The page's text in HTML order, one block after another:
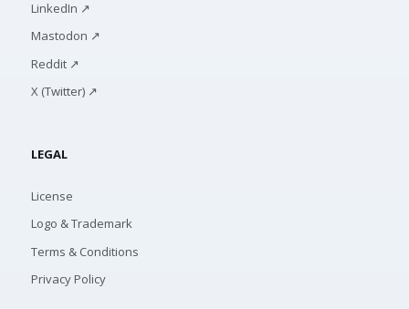
LinkedIn ↗
Mastodon ↗
Reddit ↗
X (Twitter) ↗
LEGAL
License
Logo & Trademark
Terms & Conditions
Privacy Policy